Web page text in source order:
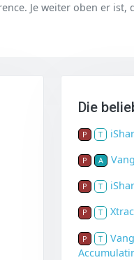
Je weiter oben er
Die
P T
P A
P T
P T
P T